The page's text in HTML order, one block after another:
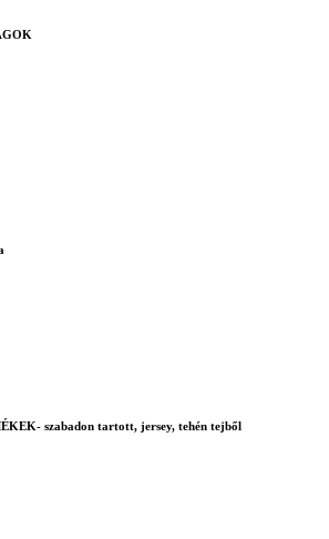
szabadon tartott, jersey, tehén tejből